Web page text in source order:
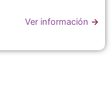
Ver información →